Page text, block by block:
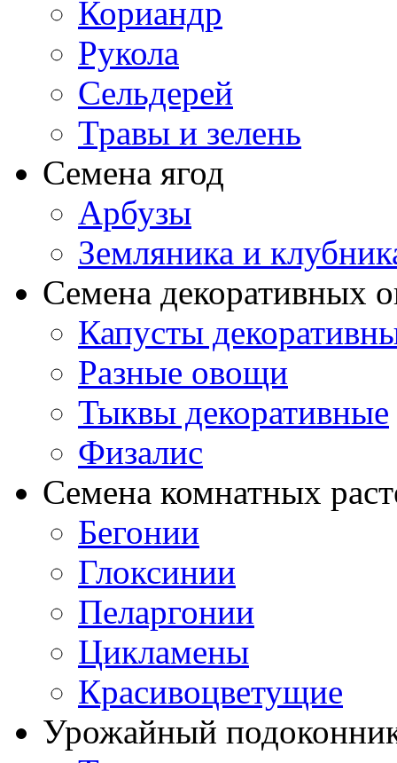
Кориандр
Рукола
Сельдерей
Травы и зелень
Семена ягод
Арбузы
Земляника и
Семена декоративных
Капусты
Разные овощи
Тыквы декоративные
Физалис
Семена комнатных
Бегонии
Глоксинии
Пеларгонии
Цикламены
Красивоцветущие
Урожайный